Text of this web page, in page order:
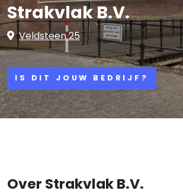
Strakvlak B.V.
Veldsteen 25
IS DIT JOUW BEDRIJF?
Over Strakvlak B.V.